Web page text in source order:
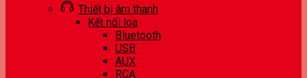
Thiết bị âm thanh
Kết nối loa
Bluetooth
USB
AUX
RCA